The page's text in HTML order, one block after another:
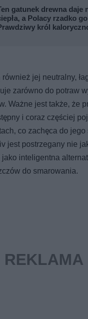
gatunek drewna daje
a Polacy rzadko
król
jej neutralny,
zarówno do potraw
Ważne jest także, że
i coraz częściej
co zachęca do
jest postrzegany nie
jako inteligentna
do smarowania.